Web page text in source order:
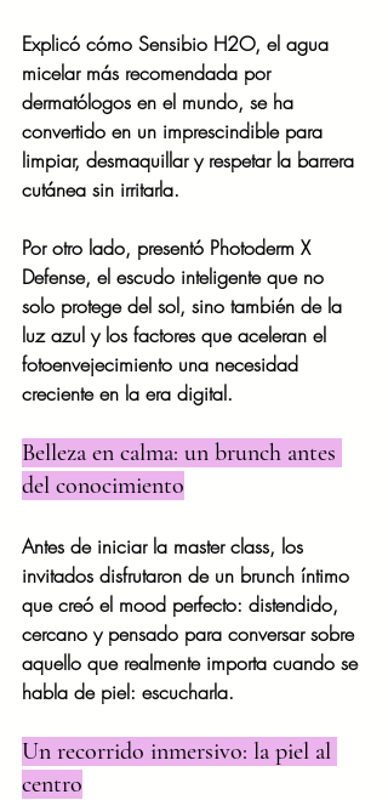
Explicó cómo Sensibio H2O, el agua
micelar más recomendada por
dermatólogos en el mundo, se ha
convertido en un imprescindible para
limpiar, desmaquillar y respetar la barrera
cutánea sin irritarla.
Por otro lado, presentó Photoderm X
Defense, el escudo inteligente que no
solo protege del sol, sino también de la
luz azul y los factores que aceleran el
fotoenvejecimiento una necesidad
creciente en la era digital.
Belleza en calma: un brunch antes
del conocimiento
Antes de iniciar la master class, los
invitados disfrutaron de un brunch íntimo
que creó el mood perfecto: distendido,
cercano y pensado para conversar sobre
aquello que realmente importa cuando se
habla de piel: escucharla.
Un recorrido inmersivo: la piel al
centro